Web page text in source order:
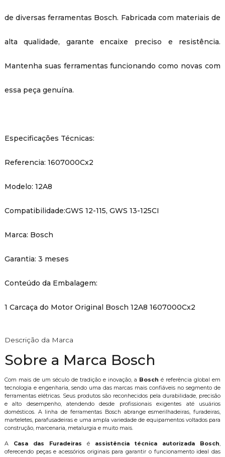
de diversas ferramentas Bosch. Fabricada com materiais de
alta qualidade, garante encaixe preciso e resistência.
Mantenha suas ferramentas funcionando como novas com
essa peça genuína.
Especificações Técnicas:
Referencia: 1607000Cx2
Modelo: 12A8
Compatibilidade:GWS 12-115, GWS 13-125CI
Marca: Bosch
Garantia: 3 meses
Conteúdo da Embalagem:
1 Carcaça do Motor Original Bosch 12A8 1607000Cx2
Descrição da Marca
Sobre a Marca Bosch
Com mais de um século de tradição e inovação, a Bosch é referência global em
tecnologia e engenharia, sendo uma das marcas mais confiáveis no segmento de
ferramentas elétricas. Seus produtos são reconhecidos pela durabilidade, precisão
e alto desempenho, atendendo desde profissionais exigentes até usuários
domésticos. A linha de ferramentas Bosch abrange esmerilhadeiras, furadeiras,
marteletes, parafusadeiras e uma ampla variedade de equipamentos voltados para
construção, marcenaria, metalurgia e muito mais.
A Casa das Furadeiras é assistência técnica autorizada Bosch,
oferecendo peças e acessórios originais para garantir o funcionamento ideal das